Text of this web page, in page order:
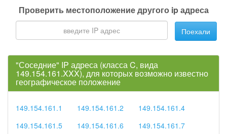
Проверить местоположение другого ip адреса
Поехали
"Соседние" IP адреса (класса C, вида
149.154.161.XXX), для которых возможно известно
географическое положение
149.154.161.1 149.154.161.2
149.154.161.4
149.154.161.5
149.154.161.6
149.154.161.7